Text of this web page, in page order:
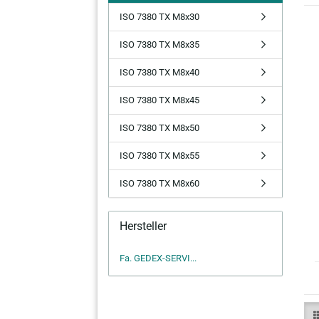
ISO 7380 TX M8x30
ISO 7380 TX M8x35
ISO 7380 TX M8x40
ISO 7380 TX M8x45
ISO 7380 TX M8x50
ISO 7380 TX M8x55
ISO 7380 TX M8x60
Hersteller
Fa. GEDEX-SERVI...